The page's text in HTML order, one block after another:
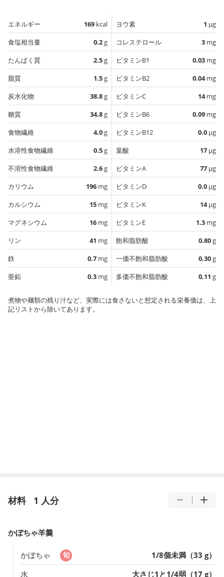
エネルギー 169 kcal
食塩相当量
0.2g
たんぱく質
2.5g
脂質
1.5g
炭水化物
38.8g
糖質
34.8g
食物繊維
4.0g
水溶性食物繊維
0.5g
不溶性食物繊維
2.6g
カリウム
196 mg
カルシウム
15 mg
マグネシウム
16 mg
リン
41 mg
鉄
0.7 mg
亜鉛
0.3 mg
ヨウ素 1 µg
コレステロール
3 mg
ビタミンB1
0.03 mg
ビタミンB2
0.04mg
ビタミンC
14mg
ビタミンB6
0.09 mg
ビタミンB12
0.0 µg
葉酸
17 µg
ビタミンA
77 µg
ビタミンD
0.0 µg
ビタミンK
14µg
ビタミンE
1.3 mg
飽和脂肪酸
0.80g
一価不飽和脂肪酸
0.30g
多価不飽和脂肪酸
0.11 g
煮物や麺類の残り汁など、実際には食さないと想定される栄養価は、上
記リストから除いてあります。
材料 1 人分
かぼちゃ羊羹
かぼちゃ
1/8個未満（33 g）
水
大さじ1と1/4弱（17 g）